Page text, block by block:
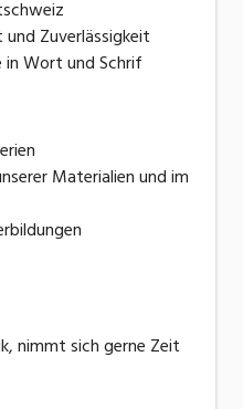
Zuverlässigkeit
Wort und Schrif
Materialien und im
nimmt sich gerne Zeit